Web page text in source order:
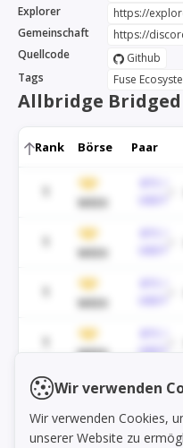
Wir verwenden
Wir verwenden Cookies,
unserer Website zu
Explorer
Gemeinschaft
Quellcode
Github
Tags
Fuse
Allbridge Bridged
Rank Börse Paar
WEEX
WEEX
WEEX
WEEX
USDT
1
BTC /
1
BTC /